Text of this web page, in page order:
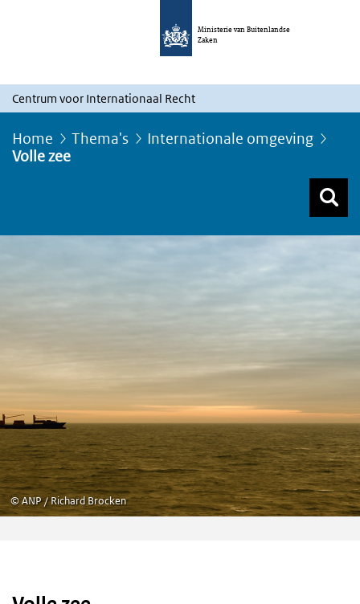
Ministerie van Buitenlandse
Zaken
Centrum voor Internationaal Recht
Home Thema's
Internationale omgeving
Volle zee
©ANP / Richard Brocken